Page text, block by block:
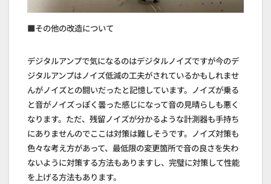
■その他の改造について
デジタルアンプで気になるのはデジタルノイズですが今のデ
ジタルアンプはノイズ低減の工夫がされているかもしれませ
んがノイズとの闘いだったと記憶しています。ノイズが乗る
と音がノイズっぽく曇った感じになって音の見晴らしも悪く
なります。ただ、残留ノイズが分かるような計測器も手持ち
にありませんのでここは対策は難しそうです。ノイズ対策も
色々な考え方があって、最低限の変更箇所で音の良さを失わ
ないように対策する方法もありますし、完璧に対策して性能
を上げる方法もあります。